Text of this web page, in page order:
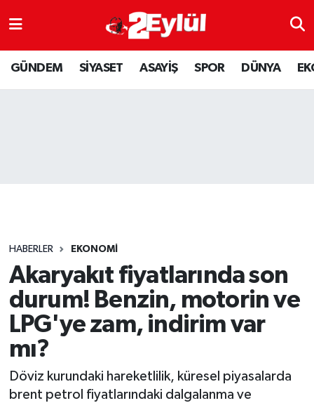
GÜNDEM SİYASET ASAYİŞ SPOR DÜNYA
HABERLER EKONOMİ
Akaryakıt fiyatlarında son
durum! Benzin, motorin ve
LPG'ye zam, indirim var
mı?
Döviz kurundaki hareketlilik, küresel piyasalarda
brent petrol fiyatlarındaki dalgalanma ve
ASAYİŞ
DÜNYA
SPOR
YAŞAM
Nöbetçi Eczaneler
Hava Durumu
Son Dakika Haberleri
Haber Arşivi